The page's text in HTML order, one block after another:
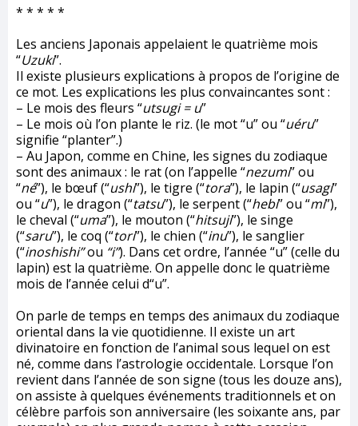
* * * * *
Les anciens Japonais appelaient le quatrième mois
“Uzuki”.
Il existe plusieurs explications à propos de l’origine de
ce mot. Les explications les plus convaincantes sont :
– Le mois des fleurs “utsugi = u”
– Le mois où l’on plante le riz. (le mot “u” ou “uéru”
signifie “planter”.)
– Au Japon, comme en Chine, les signes du zodiaque
sont des animaux : le rat (on l’appelle “nezumi” ou
“né”), le bœuf (“ushi”), le tigre (“tora”), le lapin (“usagi”
ou “u”), le dragon (“tatsu”), le serpent (“hebi” ou “mi”),
le cheval (“uma”), le mouton (“hitsuji”), le singe
(“saru”), le coq (“tori”), le chien (“inu”), le sanglier
(“inoshishi”ou “i”). Dans cet ordre, l’année “u” (celle du
lapin) est la quatrième. On appelle donc le quatrième
mois de l’année celui d“u”.
On parle de temps en temps des animaux du zodiaque
oriental dans la vie quotidienne. Il existe un art
divinatoire en fonction de l’animal sous lequel on est
né, comme dans l’astrologie occidentale. Lorsque l’on
revient dans l’année de son signe (tous les douze ans),
on assiste à quelques événements traditionnels et on
célèbre parfois son anniversaire (les soixante ans, par